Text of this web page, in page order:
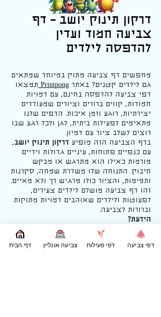
דרקון תינוק יושב – דף
צביעה חמוד ועדין
להדפסה לילדים
מחפשים דף צביעה מתוק במיוחד שמתאים
גם לילדים קטנים? באתר Printpong תמצאו
דפי צביעה להדפסה בחינם, עם דמויות
חמודות, קווים ברורים וציורים שמעודדים
יצירתיות, רוגע וזמן איכות. הדפים שלנו
מתאימים לפעילות ביתית, לגן ולכל רגע שבו
רוצים לשלב ציור עם דמיון.
בדף הצביעה הזה מופיע דרקון תינוק יושב,
עם כנפיים פתוחות, עיניים גדולות וידיים
מורמות כאילו הוא מתרגש או מבקש
חיבוק. התנוחה שלו משדרת שמחה, סקרנות
ותמימות, והציור כולו מרגיש רך ולא מאיים.
זהו דף צביעה מושלם לילדים צעירים,
לפעוטות ולילדים שאוהבים דמויות מתוקות
וברורות לצביעה.
הידעת?
בסיפורי ילדים רבים דרקונים תינוקות
מתוארים כיצורים שמחים וסקרנים, שמגלים
את העולם צעד־צעד. הם לומדים להשתמש
דף הבית צביעה אונליין דפי פעילות דפי צביעה